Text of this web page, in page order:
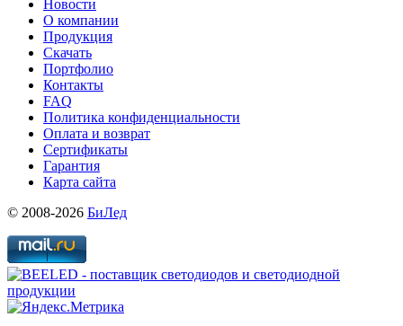
Новости
О компании
Продукция
Скачать
Портфолио
Контакты
FAQ
Политика конфиденциальности
Оплата и возврат
Сертификаты
Гарантия
Карта сайта
© 2008-2026 БиЛед